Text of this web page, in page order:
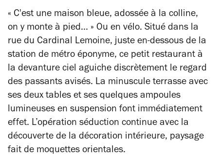
« C'est une maison bleue, adossée à la colline,
on y monte à pied... » Ou en vélo. Situé dans la
rue du Cardinal Lemoine, juste en-dessous de la
station de métro éponyme, ce petit restaurant à
la devanture ciel aguiche discrètement le regard
des passants avisés. La minuscule terrasse avec
ses deux tables et ses quelques ampoules
lumineuses en suspension font immédiatement
effet. L’opération séduction continue avec la
découverte de la décoration intérieure, paysage
fait de moquettes orientales.